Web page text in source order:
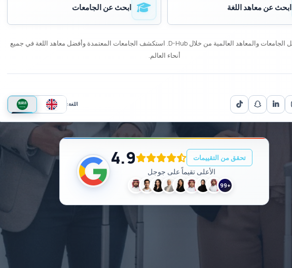
ابحث عن معاهد اللغة ابحث عن الجامعات
تقدم لأفضل الجامعات والمعاهد العالمية من خلال D-Hub. استكشف الجامعات المعتمدة وأفضل معاهد اللغة في جميع
أنحاء العالم.
اللغة:
4.9 تحقق من التقييمات
الأعلى تقيماً على جوجل
99+